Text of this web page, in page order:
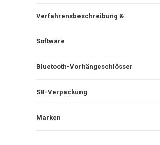
Verfahrensbeschreibung &
Software
Bluetooth-Vorhängeschlösser
SB-Verpackung
Marken